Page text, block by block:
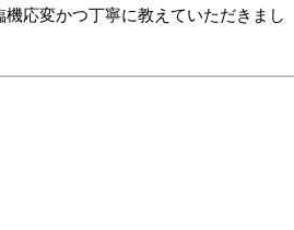
応変かつ丁寧に教えていただきまし